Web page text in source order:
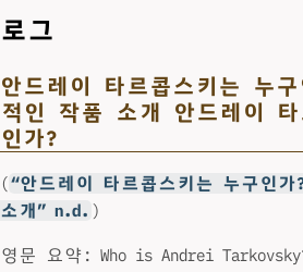
로그
안드레이 타르콥스키는 누
적인 작품 소개 안드레이
인가?
(“안드레이 타르콥스키는 누구인
소개” n.d. )
영문 요약: Who is Andrei